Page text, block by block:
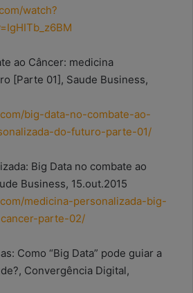
watch?
ao Câncer: medicina
[Parte 01], Saude Business,
big-data-no-combate-ao-
do-futuro-parte-01/
Big Data no combate ao
Business, 15.out.2015
medicina-personalizada-big-
parte-02/
Como “Big Data” pode guiar a
Convergência Digital,